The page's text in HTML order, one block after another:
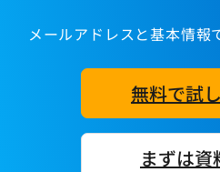
メールアドレスと基本情報
無料で試
まずは資